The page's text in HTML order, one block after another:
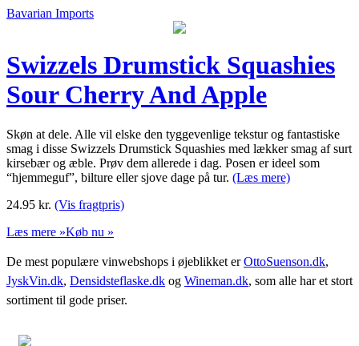
Bavarian Imports
Swizzels Drumstick Squashies
Sour Cherry And Apple
Skøn at dele. Alle vil elske den tyggevenlige tekstur og fantastiske
smag i disse Swizzels Drumstick Squashies med lækker smag af surt
kirsebær og æble. Prøv dem allerede i dag. Posen er ideel som
“hjemmeguf”, bilture eller sjove dage på tur. (Læs mere)
24.95 kr. (Vis fragtpris)
Læs mere »Køb nu »
De mest populære vinwebshops i øjeblikket erOttoSuenson.dk,
JyskVin.dk, Densidsteflaske.dk og Wineman.dk, som alle har et stort
sortiment til gode priser.